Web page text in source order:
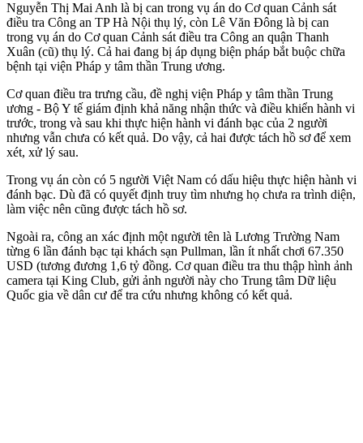
Nguyễn Thị Mai Anh là bị can trong vụ án do Cơ quan Cảnh sát
điều tra Công an TP Hà Nội thụ lý, còn Lê Văn Đông là bị can
trong vụ án do Cơ quan Cảnh sát điều tra Công an quận Thanh
Xuân (cũ) thụ lý. Cả hai đang bị áp dụng biện pháp bắt buộc chữa
bệnh tại viện Pháp y tâm thần Trung ương.
Cơ quan điều tra trưng cầu, đề nghị viện Pháp y tâm thần Trung
ương - Bộ Y tế giám định khả năng nhận thức và điều khiển hành vi
trước, trong và sau khi thực hiện hành vi đánh bạc của 2 người
nhưng vẫn chưa có kết quả. Do vậy, cả hai được tách hồ sơ để xem
xét, xử lý sau.
Trong vụ án còn có 5 người Việt Nam có dấu hiệu thực hiện hành vi
đánh bạc. Dù đã có quyết định truy tìm nhưng họ chưa ra trình diện,
làm việc nên cũng được tách hồ sơ.
Ngoài ra, công an xác định một người tên là Lương Trường Nam
từng 6 lần đánh bạc tại khách sạn Pullman, lần ít nhất chơi 67.350
USD (tương đương 1,6 tỷ đồng. Cơ quan điều tra thu thập hình ảnh
camera tại King Club, gửi ảnh người này cho Trung tâm Dữ liệu
Quốc gia về dân cư để tra cứu nhưng không có kết quả.